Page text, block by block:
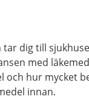
dig till
med
och hur mycket
innan.